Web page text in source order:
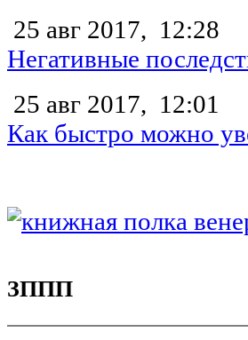
25 авг 2017, 12:28
Негативные
25 авг 2017, 12:01
Как быстро можно
ЗППП